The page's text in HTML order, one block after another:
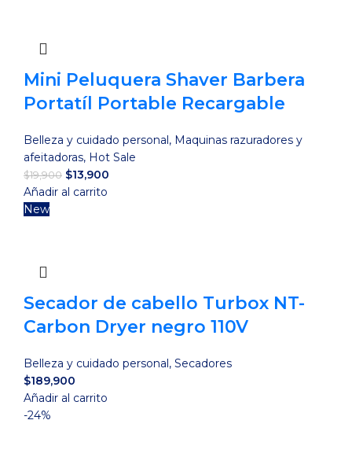
Mini Peluquera Shaver Barbera
Portatíl Portable Recargable
Belleza y cuidado personal , Maquinas razuradores y
afeitadoras, Hot Sale
$19,900 El
precio
$13,900
Añadir al carrito
New
Secador de cabello Turbox NT-
Carbon Dryer negro 110V
Belleza y cuidado personal , Secadores
$189,900
Añadir al carrito
-24%